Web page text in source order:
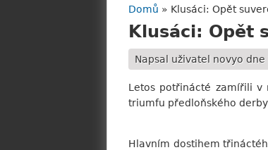
Jste zde
Domů » Klusáci: Opět
Klusáci: Opět
Napsal uživatel novyo dne
Letos potřinácté zamířili v
triumfu předloňského
Hlavním dostihem